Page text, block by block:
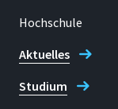
Hochschule
Aktuelles
Studium